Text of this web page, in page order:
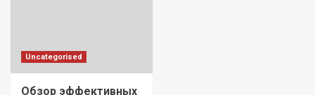
Uncategorised
Обзор эффективных